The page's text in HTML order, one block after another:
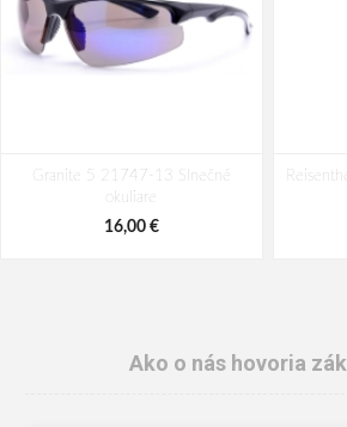
Granite 5 21747-13 Slnečné
okuliare
16,00 €
Ako o nás hovoria